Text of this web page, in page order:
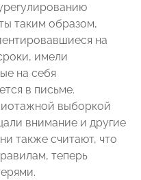
таким образом,
на
имели
на себя
в письме.
выборкой
внимание и другие
также считают, что
теперь